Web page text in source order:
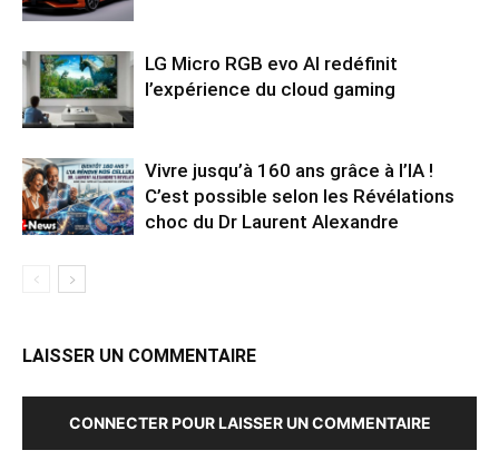
LG Micro RGB evo AI redéfinit
l’expérience du cloud gaming
Vivre jusqu’à 160 ans grâce à l’IA !
C’est possible selon les Révélations
choc du Dr Laurent Alexandre
LAISSER UN COMMENTAIRE
CONNECTER POUR LAISSER UN COMMENTAIRE